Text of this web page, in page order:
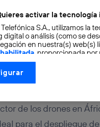
drones
de
de los drones en
para el despliegue
activar la tecnología
S.A., utilizamos la
digital o análisis (como se
en nuestra(s) web(s)
, proporcionada
consentimiento en cada
Utiq está diseñada con
tu dirección IP y otra
a la conexión que utilizas (p.